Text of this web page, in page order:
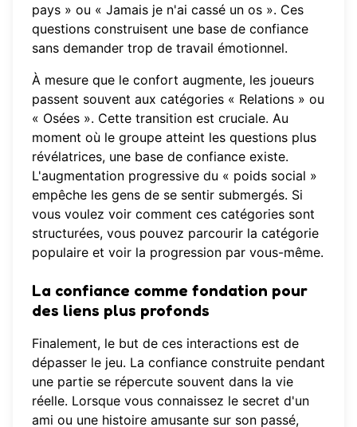
pays » ou « Jamais je n'ai cassé un os ». Ces
questions construisent une base de confiance
sans demander trop de travail émotionnel.
À mesure que le confort augmente, les joueurs
passent souvent aux catégories « Relations » ou
« Osées ». Cette transition est cruciale. Au
moment où le groupe atteint les questions plus
révélatrices, une base de confiance existe.
L'augmentation progressive du « poids social »
empêche les gens de se sentir submergés. Si
vous voulez voir comment ces catégories sont
structurées, vous pouvez parcourir la catégorie
populaire et voir la progression par vous-même.
La confiance comme fondation pour
des liens plus profonds
Finalement, le but de ces interactions est de
dépasser le jeu. La confiance construite pendant
une partie se répercute souvent dans la vie
réelle. Lorsque vous connaissez le secret d'un
ami ou une histoire amusante sur son passé,